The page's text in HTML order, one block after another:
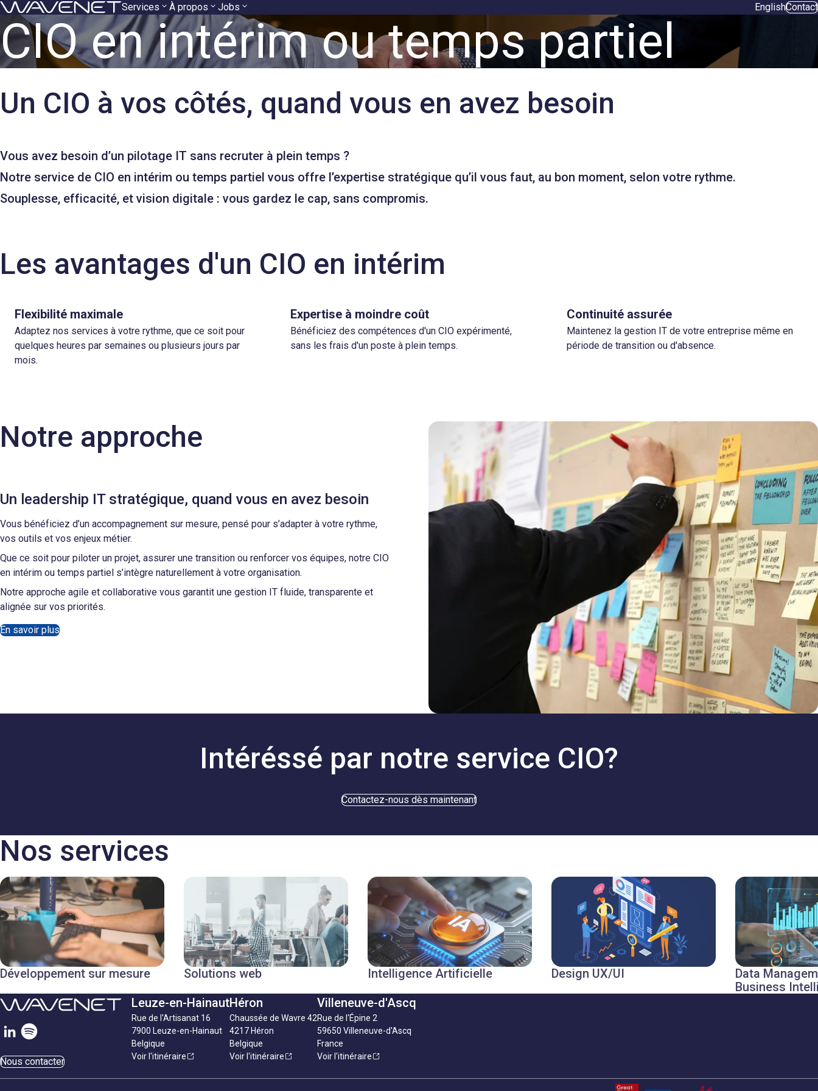
Aller
contenu
Navigation
principale
Services À propos Jobs EnglishContact
CIO en intérim ou temps partiel
Un CIO à vos côtés, quand vous en avez besoin
Vous avez besoin d’un pilotage IT sans recruter à plein temps ?
Notre service de CIO en intérim ou temps partiel vous offre l’expertise stratégique qu’il vous faut, au bon moment, selon votre rythme.
Souplesse, efficacité, et vision digitale : vous gardez le cap, sans compromis.
Les avantages d'un CIO en intérim
Flexibilité maximale
Adaptez nos services à votre rythme, que ce soit pour
quelques heures par semaines ou plusieurs jours par
mois.
Expertise à moindre coût
Bénéficiez des compétences d'un CIO expérimenté,
sans les frais d'un poste à plein temps.
Continuité assurée
Maintenez la gestion IT de votre entreprise même en
période de transition ou d'absence.
Notre approche
Un leadership IT stratégique, quand vous en avez besoin
Vous bénéficiez d’un accompagnement sur mesure, pensé pour s’adapter à votre rythme,
vos outils et vos enjeux métier.
Que ce soit pour piloter un projet, assurer une transition ou renforcer vos équipes, notre CIO
en intérim ou temps partiel s’intègre naturellement à votre organisation.
Notre approche agile et collaborative vous garantit une gestion IT fluide, transparente et
alignée sur vos priorités.
En savoir plus
Intéréssé par notre service CIO?
Contactez-nous dès maintenant
Nos services
Développement sur mesure Solutions web Intelligence Artificielle Design UX/UI
Data
Business
Nous contacter
Leuze-en-Hainaut
Rue de l'Artisanat 16
7900 Leuze-en-Hainaut
Belgique
Voir l'itinéraire
Héron
Chaussée de Wavre 42
4217 Héron
Belgique
Voir l'itinéraire
Villeneuve-d'Ascq
Rue de l'Épine 2
59650 Villeneuve-d'Ascq
France
Voir l'itinéraire